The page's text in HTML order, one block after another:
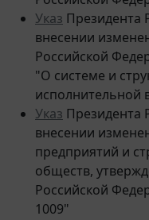
УказПрезидента
внесении
Российской
"О системе и
исполнительной
УказПрезидента
внесении
предприятий и
обществ,
Российской
1009"
Постановление